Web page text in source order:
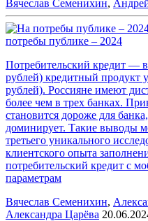
Вячеслав Семенихин,
потребы публике – 2024
Потребительский кредит —
рублей) кредитный продукт
рублей). Россияне имеют
более чем в трех банках.
становится дороже для
доминирует. Такие выводы
третьего уникального
клиентского опыта
потребительский кредит с
параметрам
Вячеслав Семенихин,
Александра Царёва